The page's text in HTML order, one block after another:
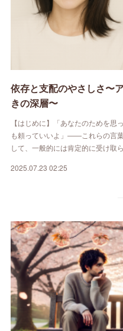
依存と支配のやさしさ〜
きの深層〜
【はじめに】「あなたのためを
も頼っていいよ」——これらの言
して、一般的には肯定的に受け取
2025.07.23 02:25